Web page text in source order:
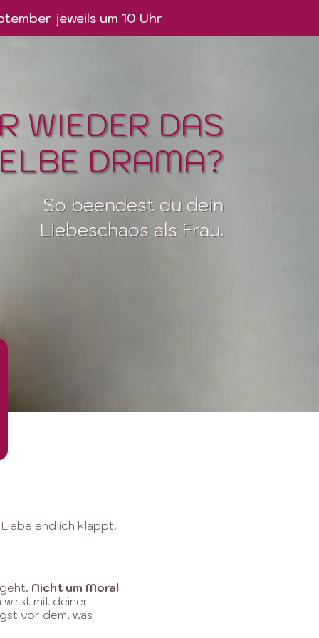
jeweils um 10 Uhr
WIEDER DAS
DRAMA?
So beendest du dein
Liebeschaos als Frau.
endlich klappt.
Nicht um Moral
wirst mit deiner
vor dem, was